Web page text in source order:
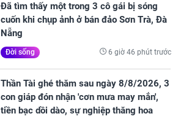
Đã tìm thấy một trong 3 cô gái bị sóng
cuốn khi chụp ảnh ở bán đảo Sơn Trà, Đà
Nẵng
Đời sống 6 giờ 46 phút trước
Thần Tài ghé thăm sau ngày 8/8/2026, 3
con giáp đón nhận 'cơn mưa may mắn',
tiền bạc dồi dào, sự nghiệp thăng hoa